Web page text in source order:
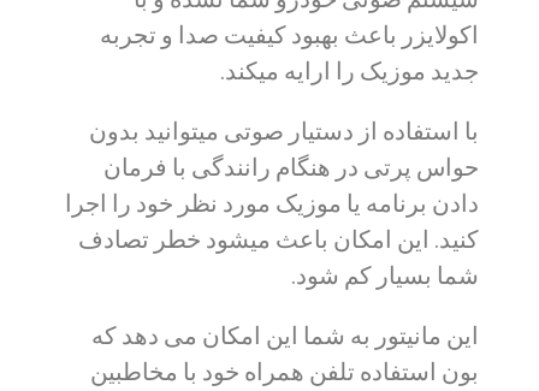
اکولایزر باعث بهبود کیفیت صدا و تجربه
جدید موزیک را ارایه میکند.
با استفاده از دستیار صوتی میتوانید بدون
حواس پرتی در هنگام رانندگی با فرمان
دادن برنامه یا موزیک مورد نظر خود را اجرا
کنید. این امکان باعث میشود خطر تصادف
شما بسیار کم شود.
این مانیتور به شما این امکان می دهد که
بون استفاده تلفن همراه خود با مخاطبین